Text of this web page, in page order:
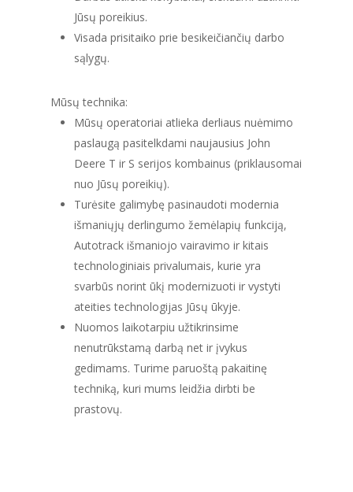
Jūsų poreikius.
Visada prisitaiko prie besikeičiančių darbo
sąlygų.
Mūsų technika:
Mūsų operatoriai atlieka derliaus nuėmimo
paslaugą pasitelkdami naujausius John
Deere T ir S serijos kombainus (priklausomai
nuo Jūsų poreikių).
Turėsite galimybę pasinaudoti modernia
išmaniųjų derlingumo žemėlapių funkciją,
Autotrack išmaniojo vairavimo ir kitais
technologiniais privalumais, kurie yra
svarbūs norint ūkį modernizuoti ir vystyti
ateities technologijas Jūsų ūkyje.
Nuomos laikotarpiu užtikrinsime
nenutrūkstamą darbą net ir įvykus
gedimams. Turime paruoštą pakaitinę
techniką, kuri mums leidžia dirbti be
prastovų.